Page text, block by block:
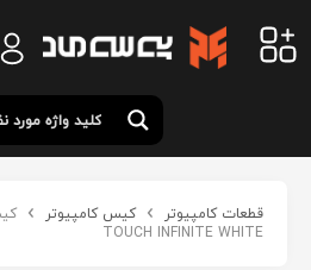
قطعات کامپیوتر کیس کامپیوتر
TOUCH INFINITE WHITE